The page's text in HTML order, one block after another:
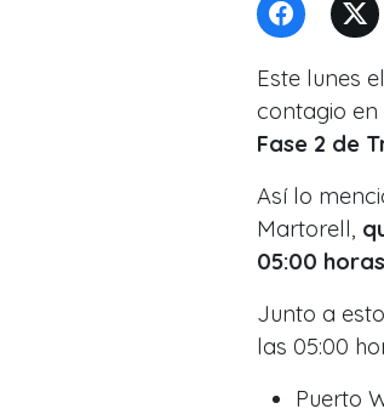
Este lunes
contagio en
Fase 2 de
Así lo
Martorell,
05:00
Junto a esto,
las 05:00
Puerto